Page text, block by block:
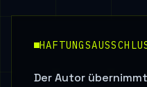
Der Autor